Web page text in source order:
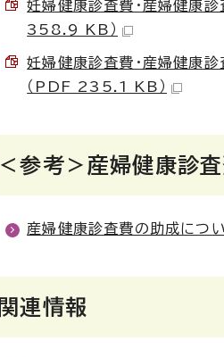
妊婦健康診査費・産婦健康
358.9 KB）
妊婦健康診査費・産婦健康
（PDF 235.1 KB）
＜参考＞産婦健康診
産婦健康診査費の助成につ
関連情報